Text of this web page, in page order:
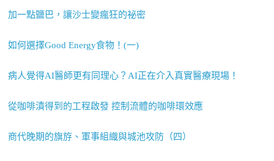
加一點鹽巴，讓沙士變瘋狂的祕密
如何選擇Good Energy食物！(一)
病人覺得AI醫師更有同理心？AI正在介入真實醫療現場！
從咖啡漬得到的工程啟發 控制流體的咖啡環效應
商代晚期的旗斿、軍事組織與城池攻防（四）